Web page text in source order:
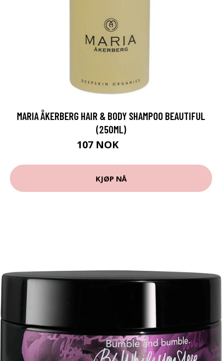
MARIA ÅKERBERG HAIR & BODY SHAMPOO BEAUTIFUL
(250ML)
107 NOK
KJØP NÅ